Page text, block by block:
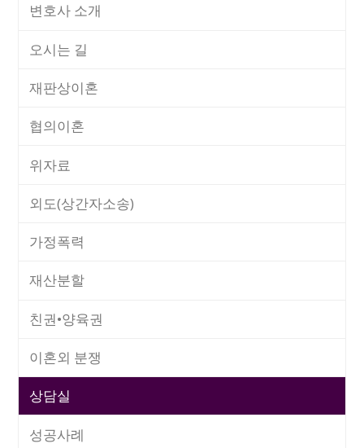
변호사 소개
오시는 길
재판상이혼
협의이혼
위자료
외도(상간자소송)
가정폭력
재산분할
친권•양육권
이혼외 분쟁
상담실
성공사례